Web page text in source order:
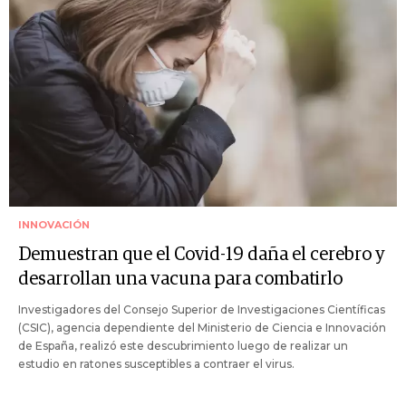
INNOVACIÓN
Demuestran que el Covid-19 daña el cerebro y
desarrollan una vacuna para combatirlo
Investigadores del Consejo Superior de Investigaciones Científicas
(CSIC), agencia dependiente del Ministerio de Ciencia e Innovación
de España, realizó este descubrimiento luego de realizar un
estudio en ratones susceptibles a contraer el virus.